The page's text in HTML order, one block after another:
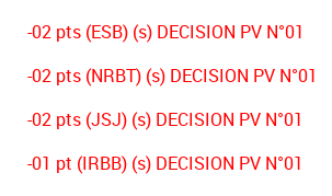
-02 pts (ESB) (s) DECISION PV N°01
-02 pts (NRBT) (s) DECISION PV N°01
-02 pts (JSJ) (s) DECISION PV N°01
-01 pt (IRBB) (s) DECISION PV N°01